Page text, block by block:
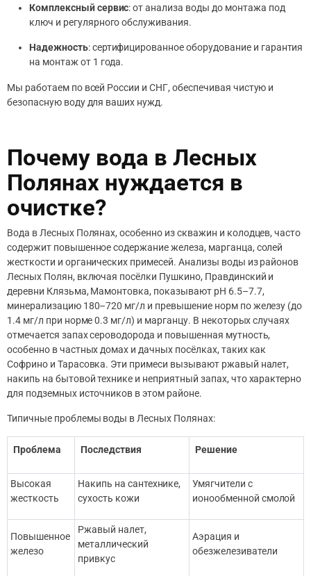
Комплексный сервис: от анализа воды до монтажа под
ключ и регулярного обслуживания.
Надежность: сертифицированное оборудование и гарантия
на монтаж от 1 года.
Мы работаем по всей России и СНГ, обеспечивая чистую и
безопасную воду для ваших нужд.
Почему вода в Лесных
Полянах нуждается в
очистке?
Вода в Лесных Полянах, особенно из скважин и колодцев, часто
содержит повышенное содержание железа, марганца, солей
жесткости и органических примесей. Анализы воды из районов
Лесных Полян, включая посёлки Пушкино, Правдинский и
деревни Клязьма, Мамонтовка, показывают pH 6.5–7.7,
минерализацию 180–720 мг/л и превышение норм по железу (до
1.4 мг/л при норме 0.3 мг/л) и марганцу. В некоторых случаях
отмечается запах сероводорода и повышенная мутность,
особенно в частных домах и дачных посёлках, таких как
Софрино и Тарасовка. Эти примеси вызывают ржавый налет,
накипь на бытовой технике и неприятный запах, что характерно
для подземных источников в этом районе.
Типичные проблемы воды в Лесных Полянах:
Проблема Последствия Решение
Высокая
жесткость
Накипь на сантехнике,
сухость кожи
Умягчители с
ионообменной смолой
Повышенное
железо
Ржавый налет,
металлический
привкус
Аэрация и
обезжелезиватели